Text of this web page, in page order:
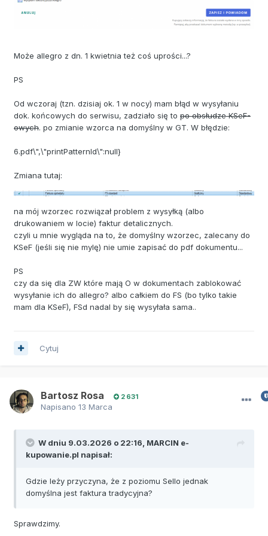
Może allegro z dn. 1 kwietnia też coś uprości...?
PS
Od wczoraj (tzn. dzisiaj ok. 1 w nocy) mam błąd w wysyłaniu
dok. końcowych do serwisu, zadziało się to po obsłudze KSeF-
owych. po zmianie wzorca na domyślny w GT. W błędzie:
6.pdf\",\"printPatternId\":null}
Zmiana tutaj:
na mój wzorzec rozwiązał problem z wysyłką (albo
drukowaniem w locie) faktur detalicznych.
czyli u mnie wygląda na to, że domyślny wzorzec, zalecany do
KSeF (jeśli się nie mylę) nie umie zapisać do pdf dokumentu...
PS
czy da się dla ZW które mają O w dokumentach zablokować
wysyłanie ich do allegro? albo całkiem do FS (bo tylko takie
mam dla KSeF), FSd nadal by się wysyłała sama..
Cytuj
Bartosz Rosa 2 631
Napisano 13 Marca
W dniu 9.03.2026 o 22:16, MARCIN e-
kupowanie.pl napisał:
Gdzie leży przyczyna, że z poziomu Sello jednak
domyślna jest faktura tradycyjna?
Sprawdzimy.